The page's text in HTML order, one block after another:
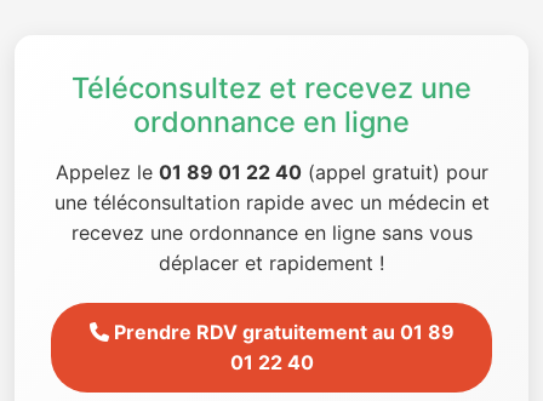
Téléconsultez et recevez une
ordonnance en ligne
Appelez le 01 89 01 22 40(appel gratuit) pour
une téléconsultation rapide avec un médecin et
recevez une ordonnance en ligne sans vous
déplacer et rapidement !
Prendre RDV gratuitement au 01 89
01 22 40